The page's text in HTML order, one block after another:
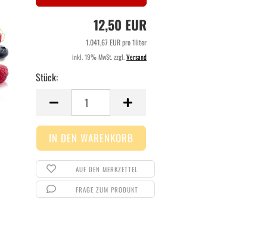
12,50 EUR
1.041,67 EUR pro 1liter
inkl. 19% MwSt. zzgl.Versand
Stück:
Stück
AUF DEN MERKZETTEL
FRAGE ZUM PRODUKT